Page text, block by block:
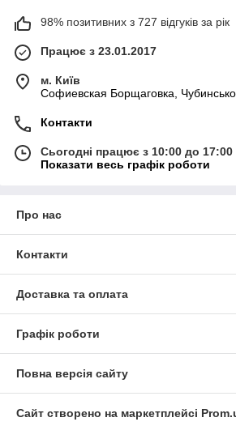
98% позитивних з 727 відгуків за рік
Працює з 23.01.2017
м. Київ
Софиевская Борщаговка,
Контакти
Сьогодні працює з 10:00 до 17:00
Показати весь графік роботи
Про нас
Контакти
Доставка та оплата
Графік роботи
Повна версія сайту
Сайт створено на маркетплейсі